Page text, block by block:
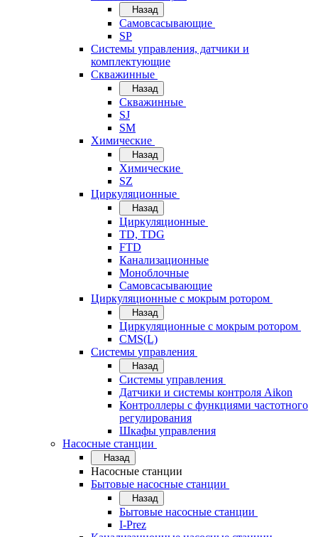
Назад
Самовсасывающие
SP
Системы управления, датчики и
комплектующие
Скважинные
Назад
Скважинные
SJ
SM
Химические
Назад
Химические
SZ
Циркуляционные
Назад
Циркуляционные
TD, TDG
FTD
Канализационные
Моноблочные
Самовсасывающие
Циркуляционные с мокрым ротором
Назад
Циркуляционные с мокрым ротором
CMS(L)
Системы управления
Назад
Системы управления
Датчики и системы контроля Aikon
Контроллеры с функциями частотного
регулирования
Шкафы управления
Насосные станции
Назад
Насосные станции
Бытовые насосные станции
Назад
Бытовые насосные станции
I-Prez